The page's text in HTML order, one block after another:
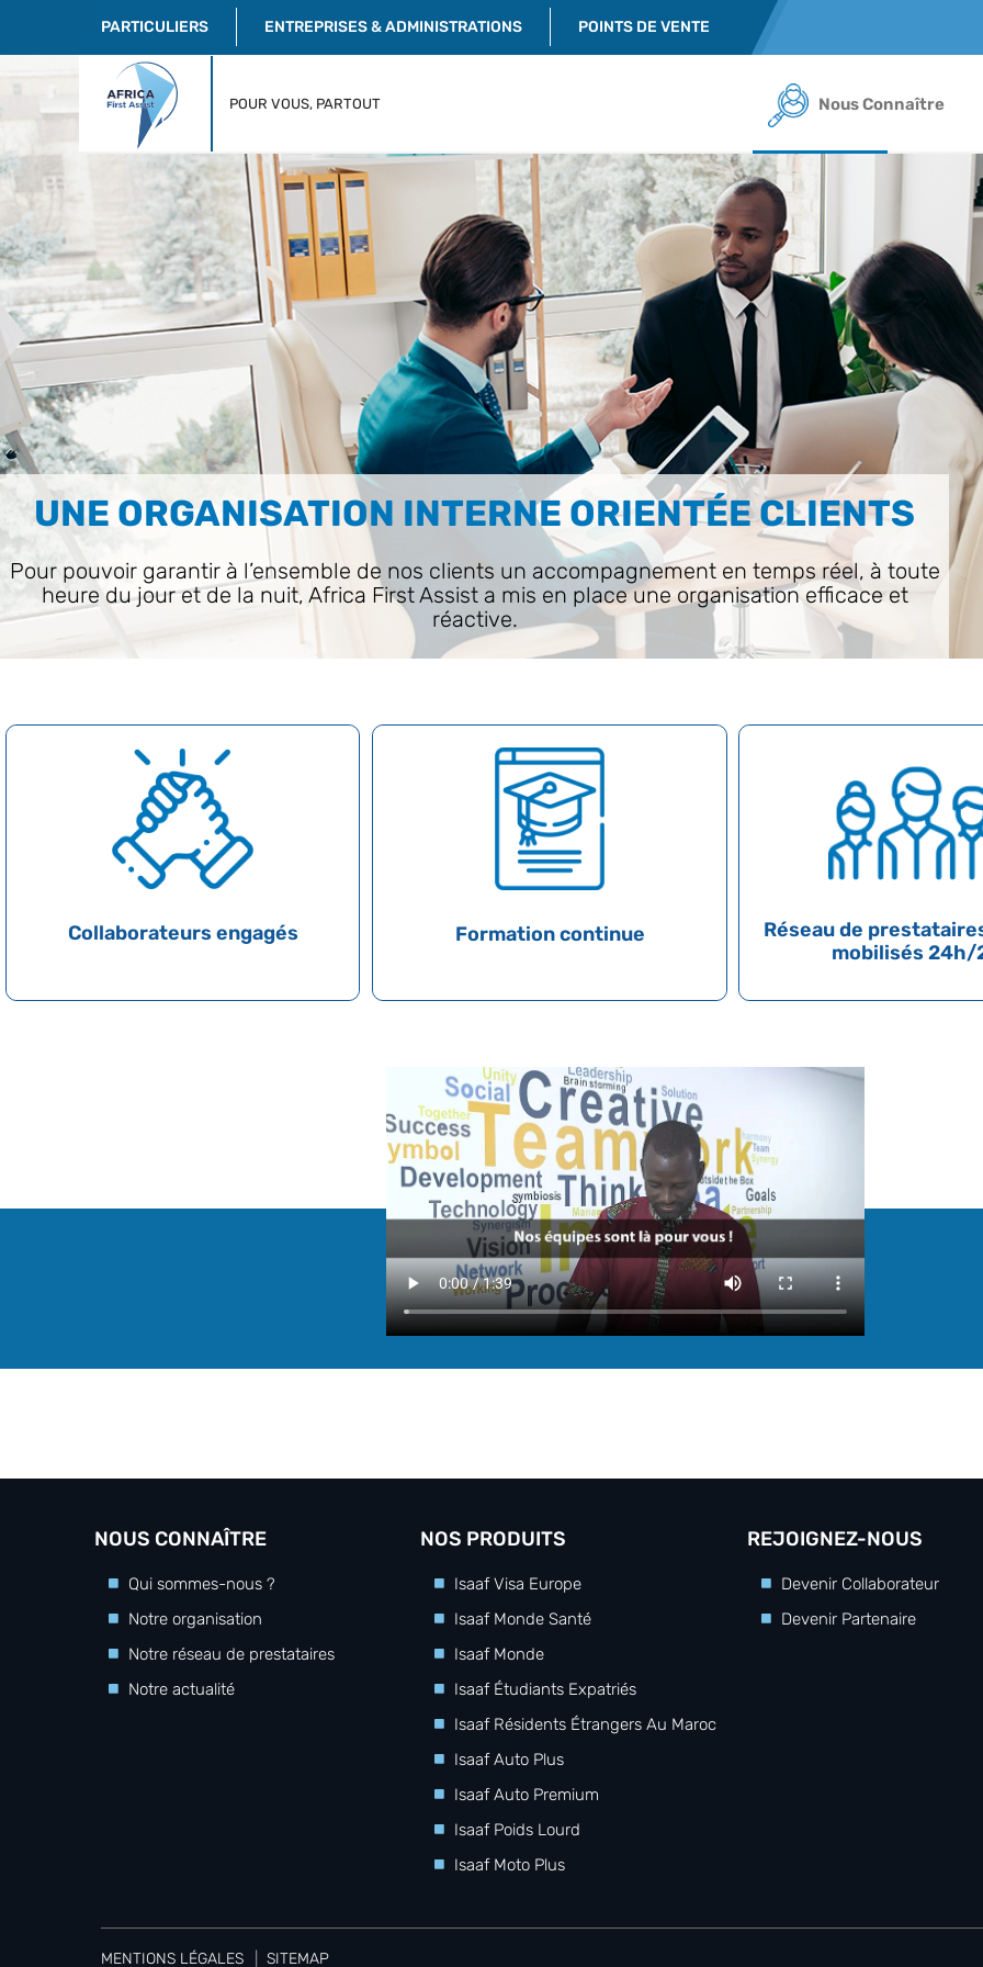
PARTICULIERS ENTREPRISES & ADMINISTRATIONS POINTS DE VENTE
POUR VOUS, PARTOUT Nous Connaître
UNE ORGANISATION INTERNE ORIENTÉE CLIENTS
Pour pouvoir garantir à l’ensemble de nos clients un accompagnement en temps réel, à toute
heure du jour et de la nuit, Africa First Assist a mis en place une organisation efficace et
réactive.
Collaborateurs engagés Formation continue
Des programmes de formation
continue garantissant la qualité
des prestations.
Réseau de
mobilisés 24h/
NOUS CONNAÎTRE
Qui sommes-nous ?
Notre organisation
Notre réseau de prestataires
Notre actualité
NOS PRODUITS
Isaaf Visa Europe
Isaaf Monde Santé
Isaaf Monde
Isaaf Étudiants Expatriés
Isaaf Résidents Étrangers Au Maroc
Isaaf Auto Plus
Isaaf Auto Premium
Isaaf Poids Lourd
Isaaf Moto Plus
REJOIGNEZ-NOUS
Devenir Collaborateur
Devenir Partenaire
MENTIONS LÉGALES SITEMAP